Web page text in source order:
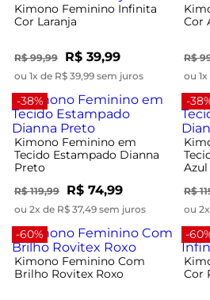
Kimono Feminino Infinita
Cor Laranja
R$ 99,99 R$ 39,99
ou 1x de R$ 39,99 sem juros
Cor
R$
ou
-38%
Kimono Feminino em
Tecido Estampado Dianna
Preto
R$ 119,99 R$ 74,99
ou 2x de R$ 37,49 sem juros
-
Azul
R$
ou
-60%
Kimono Feminino Com
Brilho Rovitex Roxo
-
Cor